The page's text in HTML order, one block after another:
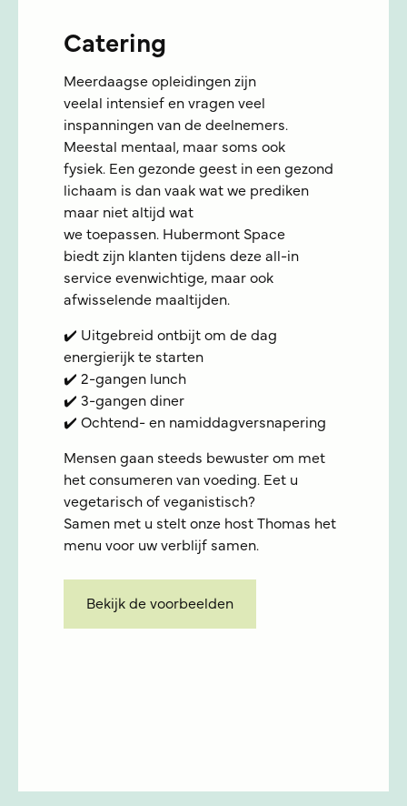
Catering
Meerdaagse opleidingen zijn
veelal intensief en vragen veel
inspanningen van de deelnemers.
Meestal mentaal, maar soms ook
fysiek. Een gezonde geest in een gezond
lichaam is dan vaak wat we prediken
maar niet altijd wat
we toepassen. Hubermont Space
biedt zijn klanten tijdens deze all-in
service evenwichtige, maar ook
afwisselende maaltijden.
✔️ Uitgebreid ontbijt om de dag
energierijk te starten
✔️ 2-gangen lunch
✔️ 3-gangen diner
✔️ Ochtend- en namiddagversnapering
Mensen gaan steeds bewuster om met
het consumeren van voeding. Eet u
vegetarisch of veganistisch?
Samen met u stelt onze host Thomas het
menu voor uw verblijf samen.
Bekijk de voorbeelden